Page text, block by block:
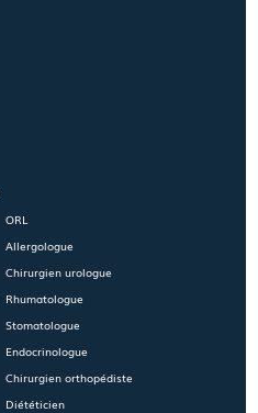
ORL
Allergologue
Chirurgien urologue
Rhumatologue
Stomatologue
Endocrinologue
Chirurgien orthopédiste
Diététicien